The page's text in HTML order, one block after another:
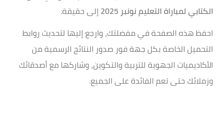
الكتابي لمباراة التعليم نونبر 2025
إلى حقيقة.
احفظ هذه الصفحة في مفضلتك، وارجع إليها لتحديث روابط
التحميل الخاصة بكل جهة فور صدور النتائج الرسمية من
الأكاديميات الجهوية للتربية والتكوين، وشاركها مع أصدقائك
وزملائك حتى تعم الفائدة على الجميع.